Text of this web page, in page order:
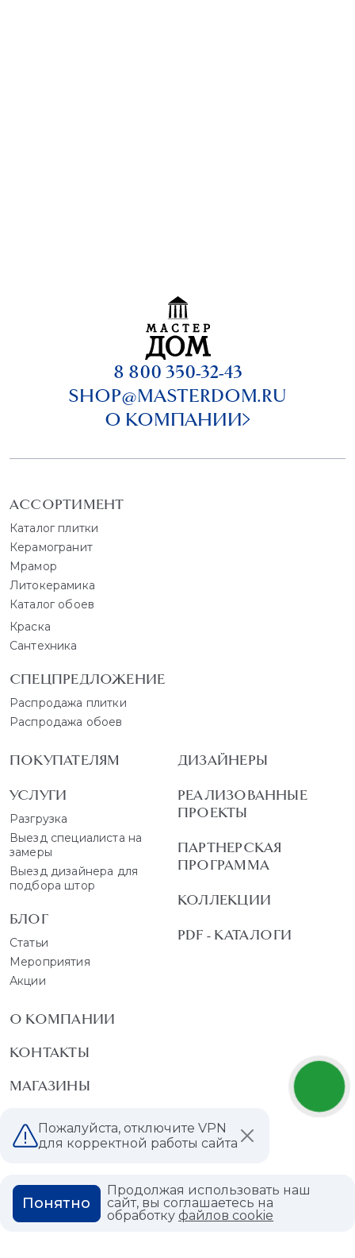
8 800 350-32-43
SHOP@MASTERDOM.RU
О КОМПАНИИ
АССОРТИМЕНТ
Каталог плитки
Керамогранит
Мрамор
Литокерамика
Каталог обоев
Краска
Сантехника
СПЕЦПРЕДЛОЖЕНИЕ
Распродажа плитки
Распродажа обоев
ПОКУПАТЕЛЯМ
УСЛУГИ
Разгрузка
Выезд специалиста на
замеры
Выезд дизайнера для
подбора штор
БЛОГ
Статьи
Мероприятия
Акции
ДИЗАЙНЕРЫ
РЕАЛИЗОВАННЫЕ
ПРОЕКТЫ
ПАРТНЕРСКАЯ
ПРОГРАММА
КОЛЛЕКЦИИ
PDF - КАТАЛОГИ
О КОМПАНИИ
КОНТАКТЫ
МАГАЗИНЫ
ДИЛЕРАМ
ВАКАНСИИ
ВОПРОС ОТВЕТ
ГЛОССАРИЙ
Пожалуйста, отключите VPN
для корректной работы сайта
Продолжая использовать наш
сайт, вы соглашаетесь на
обработкуфайлов cookie
Понятно